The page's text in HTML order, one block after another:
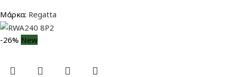
Μάρκα: Regatta
-26% New